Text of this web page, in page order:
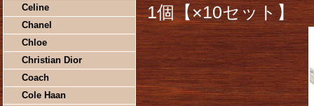
Celine
Chanel
Chloe
Christian Dior
Coach
Cole Haan
1個【×10セット】